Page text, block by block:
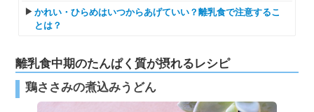
かれい・ひらめはいつからあげていい？離乳食で注意するこ
とは？
離乳食中期のたんぱく質が摂れるレシピ
鶏ささみの煮込みうどん